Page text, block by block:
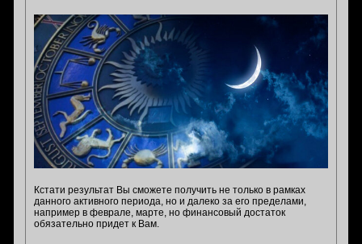
Кстати результат Вы сможете получить не только в рамках
данного активного периода, но и далеко за его пределами,
например в феврале, марте, но финансовый достаток
обязательно придет к Вам.